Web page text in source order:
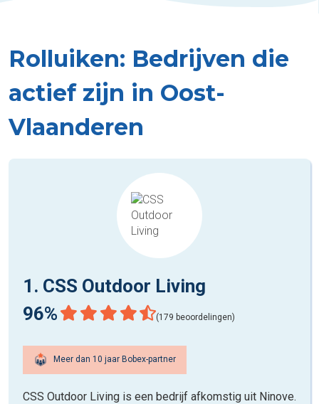
Rolluiken: Bedrijven die
actief zijn in Oost-
Vlaanderen
1. CSS Outdoor Living
96%
(179 beoordelingen)
Meer dan 10 jaar Bobex-partner
CSS Outdoor Living is een bedrijf afkomstig uit Ninove.